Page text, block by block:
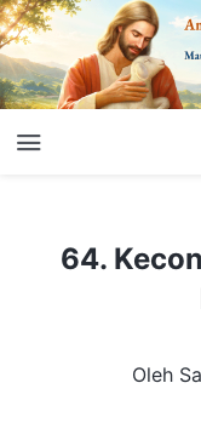
64. Kecongkakan
64.
Oleh